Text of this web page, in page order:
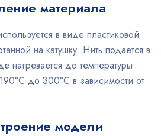
материала
в виде пластиковой
на катушку. Нить подается в
нагревается до температуры
до 300°C в зависимости от
модели